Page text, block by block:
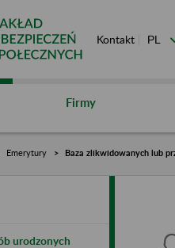
Kontakt
Firmy
Emerytury Baza zlikwidowanych lub
urodzonych